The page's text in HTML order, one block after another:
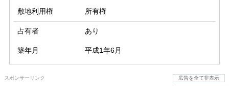
敷地利用権 所有権
占有者 あり
築年月 平成1年6月
スポンサーリンク 広告を全て非表示